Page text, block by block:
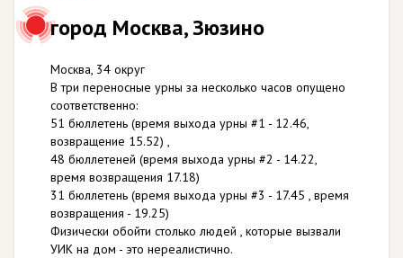
город Москва, Зюзино
Москва, 34 округ
В три переносные урны за несколько часов опущено
соответственно:
51 бюллетень (время выхода урны #1 - 12.46,
возвращение 15.52) ,
48 бюллетеней (время выхода урны #2 - 14.22,
время возвращения 17.18)
31 бюллетень (время выхода урны #3 - 17.45 , время
возвращения - 19.25)
Физически обойти столько людей , которые вызвали
УИК на дом - это нереалистично.